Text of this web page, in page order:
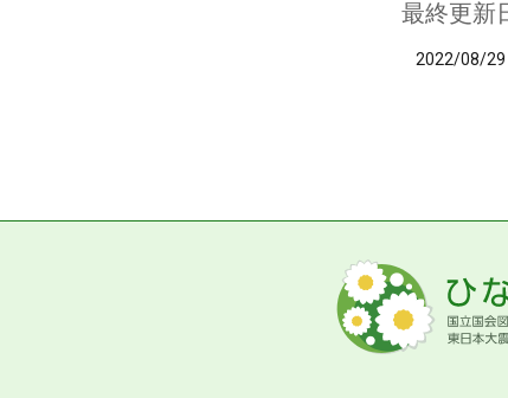
最終更新
2022/08/29